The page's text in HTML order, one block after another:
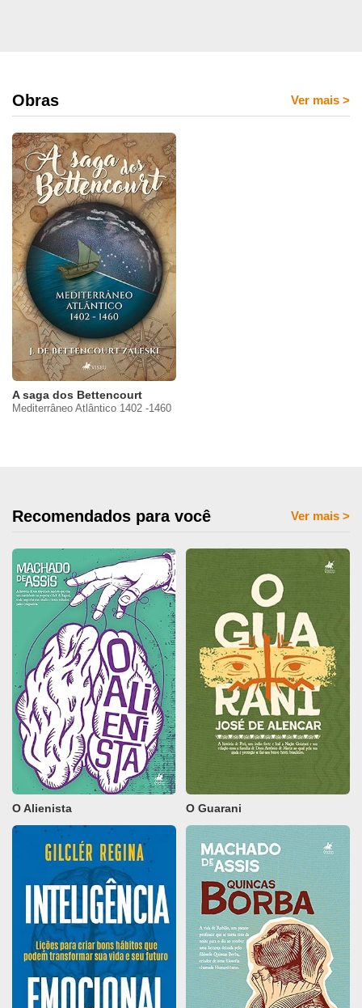
Obras Ver mais >
A saga dos Bettencourt
Mediterrâneo Atlântico 1402 -1460
Recomendados para você Ver mais >
O Alienista O Guarani